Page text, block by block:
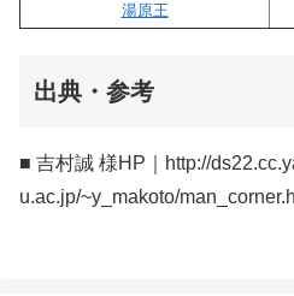
湯原王
出典・参考
■ 吉村誠 様HP｜http://
u.ac.jp/~y_makoto/